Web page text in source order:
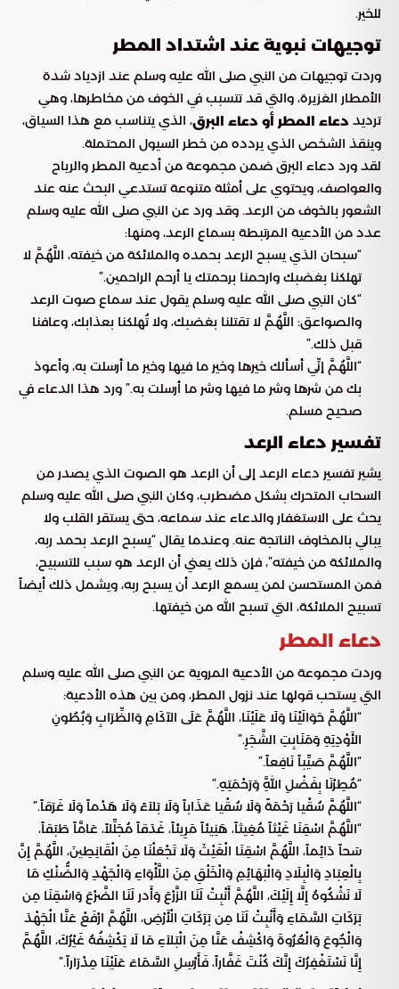
للخير.
توجيهات نبوية عند اشتداد المطر
وردت توجيهات من النبي صلى الله عليه وسلم عند ازدياد شدة
الأمطار الغزيرة، والتي قد تتسبب في الخوف من مخاطرها، وهي
ترديد دعاء المطر أو دعاء البرق، الذي يتناسب مع هذا السياق،
وينقذ الشخص الذي يردده من خطر السيول المحتملة.
لقد ورد دعاء البرق ضمن مجموعة من أدعية المطر والرياح
والعواصف، ويحتوي على أمثلة متنوعة تستدعي البحث عنه عند
الشعور بالخوف من الرعد. وقد ورد عن النبي صلى الله عليه وسلم
عدد من الأدعية المرتبطة بسماع الرعد، ومنها:
“سبحان الذي يسبح الرعد بحمده والملائكة من خيفته، اللَّهُمَّ لا
تهلكنا بغضبك وارحمنا برحمتك يا أرحم الراحمين.”
“كان النبي صلى الله عليه وسلم يقول عند سماع صوت الرعد
والصواعق: اللَّهُمَّ لا تقتلنا بغضبك، ولا تُهلكنا بعذابك، وعافنا
قبل ذلك.”
“اللَّهُمَّ إنِّي أسألك خيرها وخير ما فيها وخير ما أرسلت به، وأعوذ
بك من شرها وشر ما فيها وشر ما أرسلت به.” ورد هذا الدعاء في
صحيح مسلم.
تفسير دعاء الرعد
يشير تفسير دعاء الرعد إلى أن الرعد هو الصوت الذي يصدر من
السحاب المتحرك بشكل مضطرب، وكان النبي صلى الله عليه وسلم
يحث على الاستغفار والدعاء عند سماعه، حتى يستقر القلب ولا
يبالي بالمخاوف الناتجة عنه. وعندما يقال “يسبح الرعد بحمد ربه،
والملائكة من خيفته”، فإن ذلك يعني أن الرعد هو سبب للتسبيح،
فمن المستحسن لمن يسمع الرعد أن يسبح ربه، ويشمل ذلك أيضاً
تسبيح الملائكة، التي تسبح الله من خيفتها.
دعاء المطر
وردت مجموعة من الأدعية المروية عن النبي صلى الله عليه وسلم
التي يستحب قولها عند نزول المطر، ومن بين هذه الأدعية:
“اللَّهُمَّ حَوَالَيْنَا وَلَا عَلَيْنَا، اللَّهُمَّ عَلَى الآكَامِ وَالظِّرَابِ وَبُطُونِ
الأَوْدِيَةِ وَمَنَابِتِ الشَّجَرِ.”
“اللَّهُمَّ صَيِّباً نَافِعاً.”
“مُطِرْنَا بِفَضْلِ اللَّهِ وَرَحْمَتِهِ.”
“اللَّهُمَّ سُقْيا رَحْمَةً وَلَا سُقْيا عَذَاباً وَلَا بَلاَءً وَلَا هَدْماً وَلَا غَرَقاً.”
“اللَّهُمَّ اسْقِنَا غَيْثاً مُغِيثاً، هَنِيئاً مَرِيئاً، غَدَقاً مُجَلِّلاً، عَامَّاً طَبَقاً،
سَحاً دَائِماً، اللَّهُمَّ اسْقِنَا الْغَيْثَ وَلَا تَجْعَلْنَا مِنَ الْقَانِطِينَ، اللَّهُمَّ إِنَّ
بِالْعِبَادِ وَالْبِلَادِ وَالْبَهَائِمِ وَالْخَلْقِ مِنَ اللَّأْوَاءِ وَالْجَهْدِ وَالضُّنْكِ مَا
لَا نَشْكُوهُ إِلَّا إِلَيْكَ، اللَّهُمَّ أَنْبِتْ لَنَا الزَّرْعَ وَأَدر لَنَا الضَّرْعَ وَاسْقِنَا مِن
بَرَكَاتِ السَّمَاءِ وَأَنْبِتْ لَنَا مِن بَرَكَاتِ الْأَرْضِ، اللَّهُمَّ ارْفَعْ عَنَّا الْجَهْدَ
وَالْجُوعَ وَالْعُرُوةَ وَاكْشِفْ عَنَّا مِنَ الْبَلاَءِ مَا لَا يَكْشِفُهُ غَيْرُكَ، اللَّهُمَّ
إِنَّا نَسْتَغْفِرُكَ إِنَّكَ كُنْتَ غَفَّاراً، فَأَرْسِلِ السَّمَاءَ عَلَيْنَا مِدْرَاراً.”